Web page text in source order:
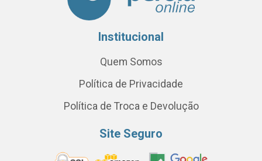
Institucional
Quem Somos
Política de Privacidade
Política de Troca e Devolução
Site Seguro